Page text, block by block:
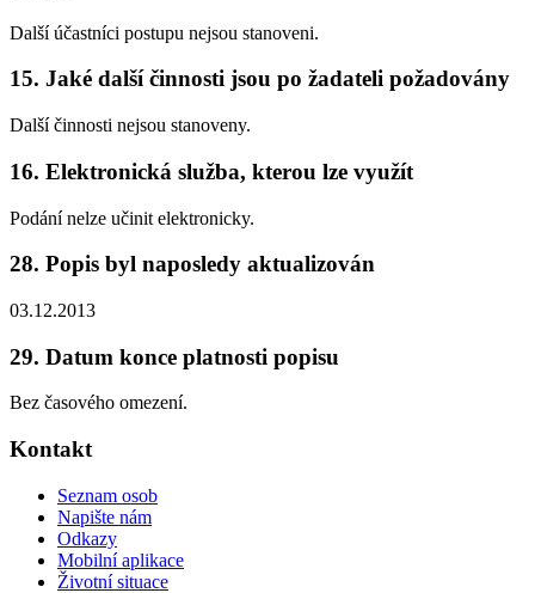
Další účastníci postupu nejsou stanoveni.
15. Jaké další činnosti jsou po žadateli požadovány
Další činnosti nejsou stanoveny.
16. Elektronická služba, kterou lze využít
Podání nelze učinit elektronicky.
28. Popis byl naposledy aktualizován
03.12.2013
29. Datum konce platnosti popisu
Bez časového omezení.
Kontakt
Seznam osob
Napište nám
Odkazy
Mobilní aplikace
Životní situace